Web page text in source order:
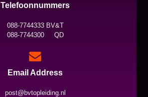
Telefoonnummers
088-7744333 BV&T
088-7744300 QD
Email Address
post@bvtopleiding.nl